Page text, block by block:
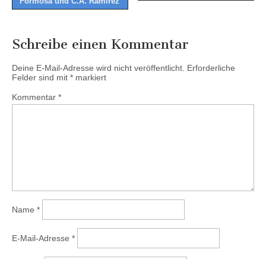
Schreibe einen Kommentar
Deine E-Mail-Adresse wird nicht veröffentlicht. Erforderliche
Felder sind mit * markiert
Kommentar *
Name *
E-Mail-Adresse *